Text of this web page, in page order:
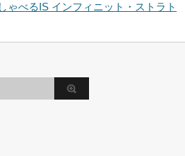
ゃべるIS インフィニット・ストラト